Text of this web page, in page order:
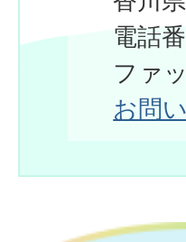
電話
ファ
お問